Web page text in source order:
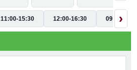
11:00-15:30 12:00-16:30 09:00-
›